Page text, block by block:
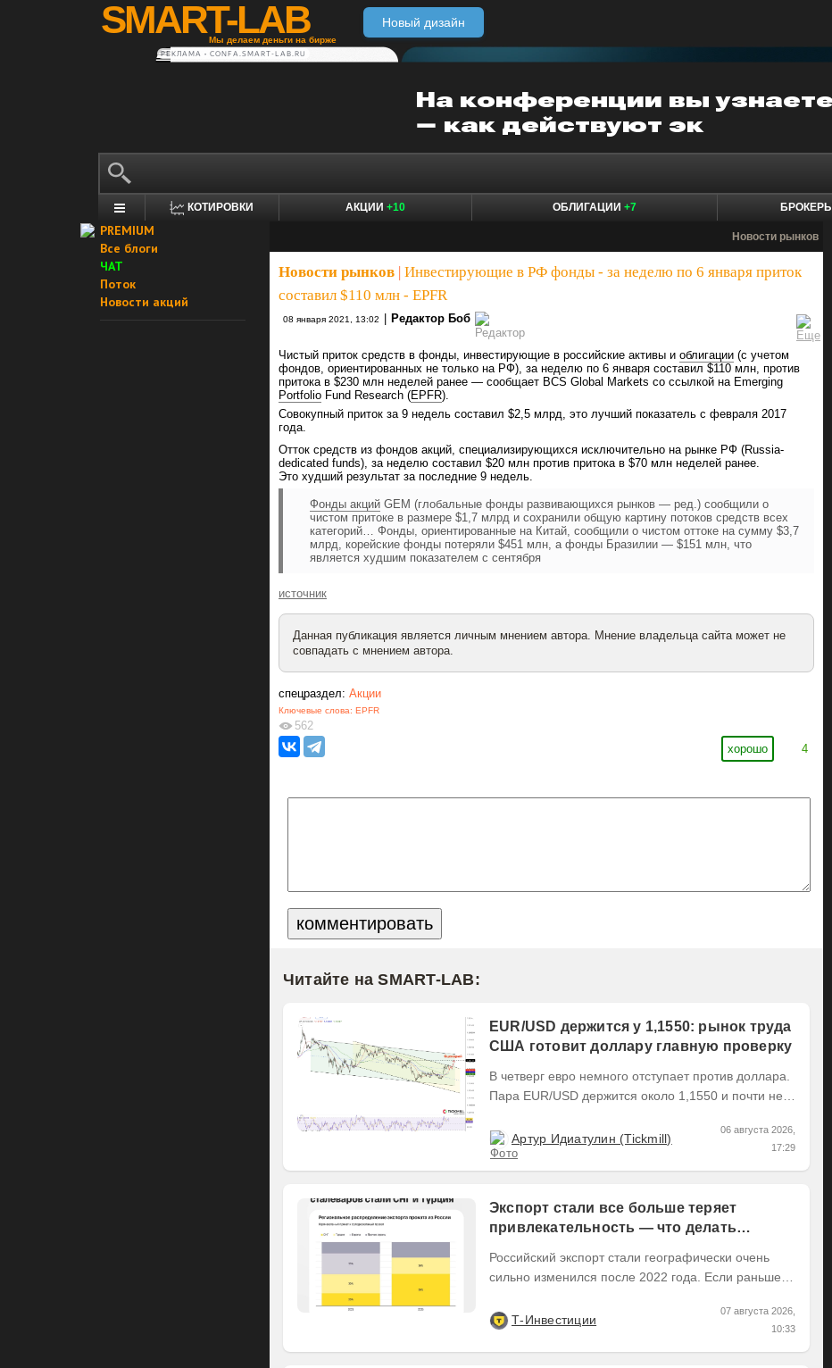
SMART-LAB
Мы делаем деньги на бирже
Новый дизайн
РЕКЛАМА • CONFA.SMART-LAB.RU
КОТИРОВКИ АКЦИИ +10 ОБЛИГАЦИИ +7 БРОКЕРЫ
PREMIUM
Все блоги
ЧАТ
Поток
Новости акций
Новости рынков
Новости рынков Инвестирующие в РФ фонды - за неделю по 6 января приток
составил $110 млн - EPFR
08 января 2021, 13:02 Редактор Боб
Чистый приток средств в фонды, инвестирующие в российские активы и облигации (с учетом
фондов, ориентированных не только на РФ), за неделю по 6 января составил $110 млн, против
притока в $230 млн неделей ранее — сообщает BCS Global Markets со ссылкой на Emerging
Portfolio Fund Research (EPFR).
Совокупный приток за 9 недель составил $2,5 млрд, это лучший показатель с февраля 2017
года.
Отток средств из фондов акций, специализирующихся исключительно на рынке РФ (Russia-
dedicated funds), за неделю составил $20 млн против притока в $70 млн неделей ранее.
Это худший результат за последние 9 недель.
Фонды акций GEM (глобальные фонды развивающихся рынков — ред.) сообщили о
чистом притоке в размере $1,7 млрд и сохранили общую картину потоков средств всех
категорий… Фонды, ориентированные на Китай, сообщили о чистом оттоке на сумму $3,7
млрд, корейские фонды потеряли $451 млн, а фонды Бразилии — $151 млн, что
является худшим показателем с сентября
источник
Данная публикация является личным мнением автора. Мнение владельца сайта может не
совпадать с мнением автора.
спецраздел: Акции
Ключевые слова: EPFR
562
хорошо
4
Читайте на SMART-LAB:
EUR/USD держится у 1,1550: рынок труда
США готовит доллару главную проверку
В четверг евро немного отступает против доллара.
Пара EUR/USD держится около 1,1550 и почти не
Артур Идиатулин (Tickmill)
06 августа 2026,
17:29
Экспорт стали все больше теряет
привлекательность — что делать
Российский экспорт стали географически очень
сильно изменился после 2022 года. Если раньше
сейчас...
Т-Инвестиции
07 августа 2026,
10:33